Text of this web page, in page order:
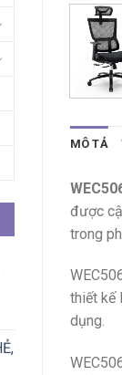
MÔ TẢ
được
trong
thiết kế
dụng.